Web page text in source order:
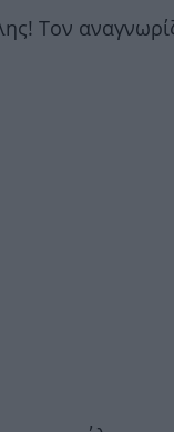
Τον